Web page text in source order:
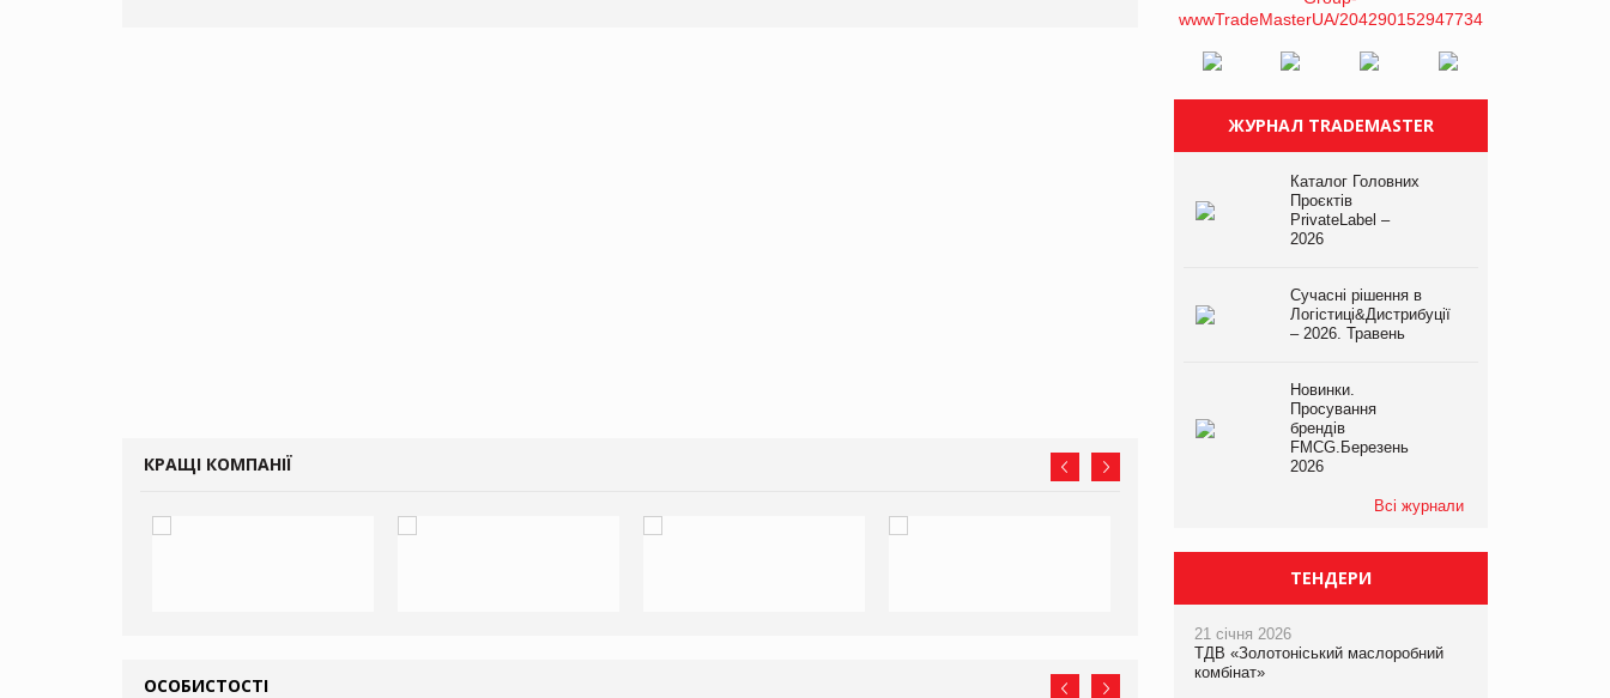
КРАЩІ КОМПАНІЇ
ОСОБИСТОСТІ
ЖУРНАЛ TRADEMASTER
Каталог Головних
Проєктів
PrivateLabel –
2026
Сучасні рішення в
Логістиці&Дистрибуції
– 2026. Травень
Новинки.
Просування
брендів
FMCG.Березень
2026
Всі журнали
ТЕНДЕРИ
21 січня 2026
ТДВ «Золотоніський маслоробний
комбінат»